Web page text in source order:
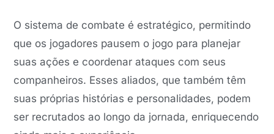
O sistema de combate é estratégico, permitindo
que os jogadores pausem o jogo para planejar
suas ações e coordenar ataques com seus
companheiros. Esses aliados, que também têm
suas próprias histórias e personalidades, podem
ser recrutados ao longo da jornada, enriquecendo